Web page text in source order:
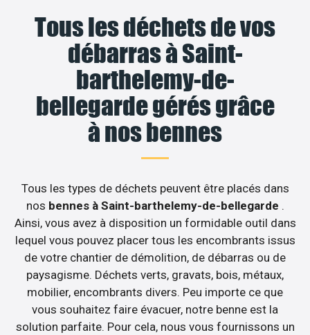
Tous les déchets de vos
débarras à Saint-
barthelemy-de-
bellegarde gérés grâce
à nos bennes
Tous les types de déchets peuvent être placés dans
nos bennes à Saint-barthelemy-de-bellegarde .
Ainsi, vous avez à disposition un formidable outil dans
lequel vous pouvez placer tous les encombrants issus
de votre chantier de démolition, de débarras ou de
paysagisme. Déchets verts, gravats, bois, métaux,
mobilier, encombrants divers. Peu importe ce que
vous souhaitez faire évacuer, notre benne est la
solution parfaite. Pour cela, nous vous fournissons un